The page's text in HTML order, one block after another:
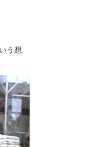
う想